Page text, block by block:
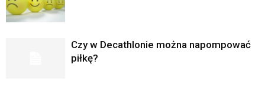
Czy w Decathlonie można napompować
piłkę?